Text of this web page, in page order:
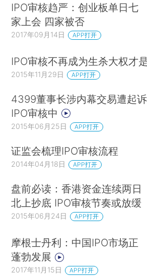
IPO审核趋严：创业板单日七
家上会 四家被否
2017年09月14日 APP打开
IPO审核不再成为生杀大权才
2015年11月29日 APP打开
4399董事长涉内幕交易遭起
IPO审核中
2015年06月25日 APP打开
证监会梳理IPO审核流程
2014年04月18日 APP打开
盘前必读：香港资金连续两日
北上抄底 IPO审核节奏或放缓
2015年06月24日 APP打开
摩根士丹利：中国IPO市场正
蓬勃发展
2017年11月15日 APP打开